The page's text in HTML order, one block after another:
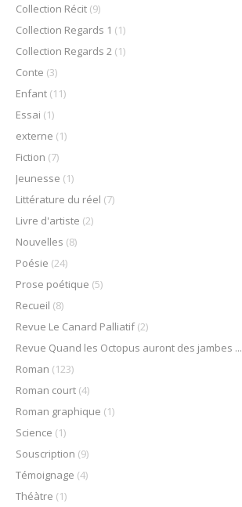
Collection Récit (9)
Collection Regards 1 (1)
Collection Regards 2 (1)
Conte (3)
Enfant (11)
Essai (1)
externe (1)
Fiction (7)
Jeunesse (1)
Littérature du réel (7)
Livre d'artiste (2)
Nouvelles (8)
Poésie (24)
Prose poétique (5)
Recueil (8)
Revue Le Canard Palliatif (2)
Revue Quand les Octopus auront des jambes ...
Roman (123)
Roman court (4)
Roman graphique (1)
Science (1)
Souscription (9)
Témoignage (4)
Théàtre (1)